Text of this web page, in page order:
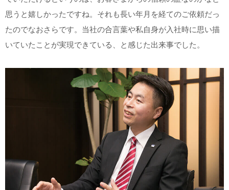
思うと嬉しかったですね。それも長い年月を経てのご依頼だっ
たのでなおさらです。当社の合言葉や私自身が入社時に思い描
いていたことが実現できている、と感じた出来事でした。